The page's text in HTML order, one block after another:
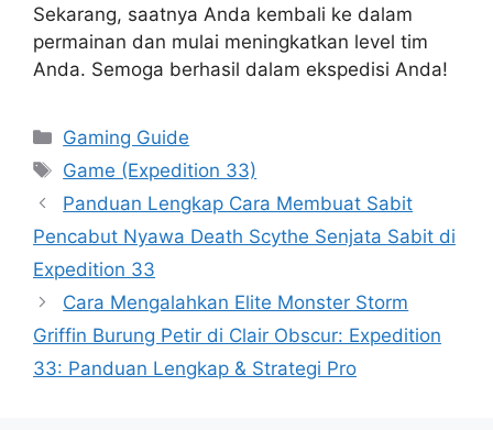
Sekarang, saatnya Anda kembali ke dalam
permainan dan mulai meningkatkan level tim
Anda. Semoga berhasil dalam ekspedisi Anda!
Categories
Gaming Guide
Tags
Game (Expedition 33)
Panduan Lengkap Cara Membuat Sabit
Pencabut Nyawa Death Scythe Senjata Sabit di
Expedition 33
Cara Mengalahkan Elite Monster Storm
Griffin Burung Petir di Clair Obscur: Expedition
33: Panduan Lengkap & Strategi Pro